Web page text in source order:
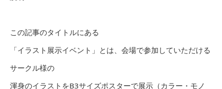
この記事のタイトルにある
「イラスト展示イベント」とは、会場で参加していただける
サークル様の
渾身のイラストをB3サイズポスターで展示（カラー・モノ